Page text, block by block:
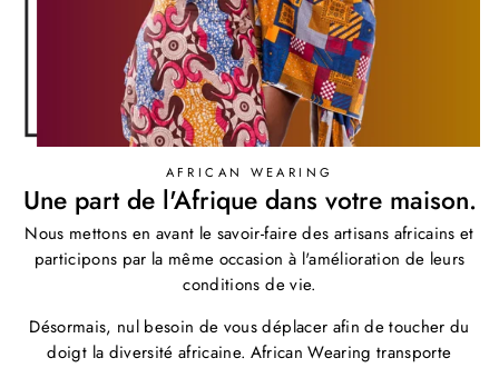
AFRICAN WEARING
Une part de l'Afrique dans votre maison.
Nous mettons en avant le savoir-faire des artisans africains et
participons par la même occasion à l'amélioration de leurs
conditions de vie.
Désormais, nul besoin de vous déplacer afin de toucher du
doigt la diversité africaine. African Wearing transporte